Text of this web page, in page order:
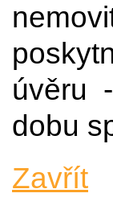
úvěru
dobu
Zavřít